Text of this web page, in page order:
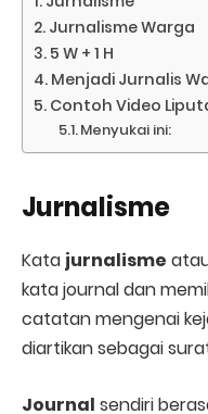
Jurnalisme Warga
5 W + 1 H
Menjadi Jurnalis
Contoh Video
Menyukai ini:
Jurnalisme
Kata jurnalisme
kata journal dan
catatan mengenai
diartikan sebagai
Journal sendiri